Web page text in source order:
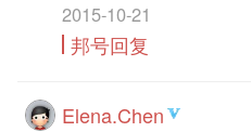
2015-10-21
邦号回复
Elena.Chen